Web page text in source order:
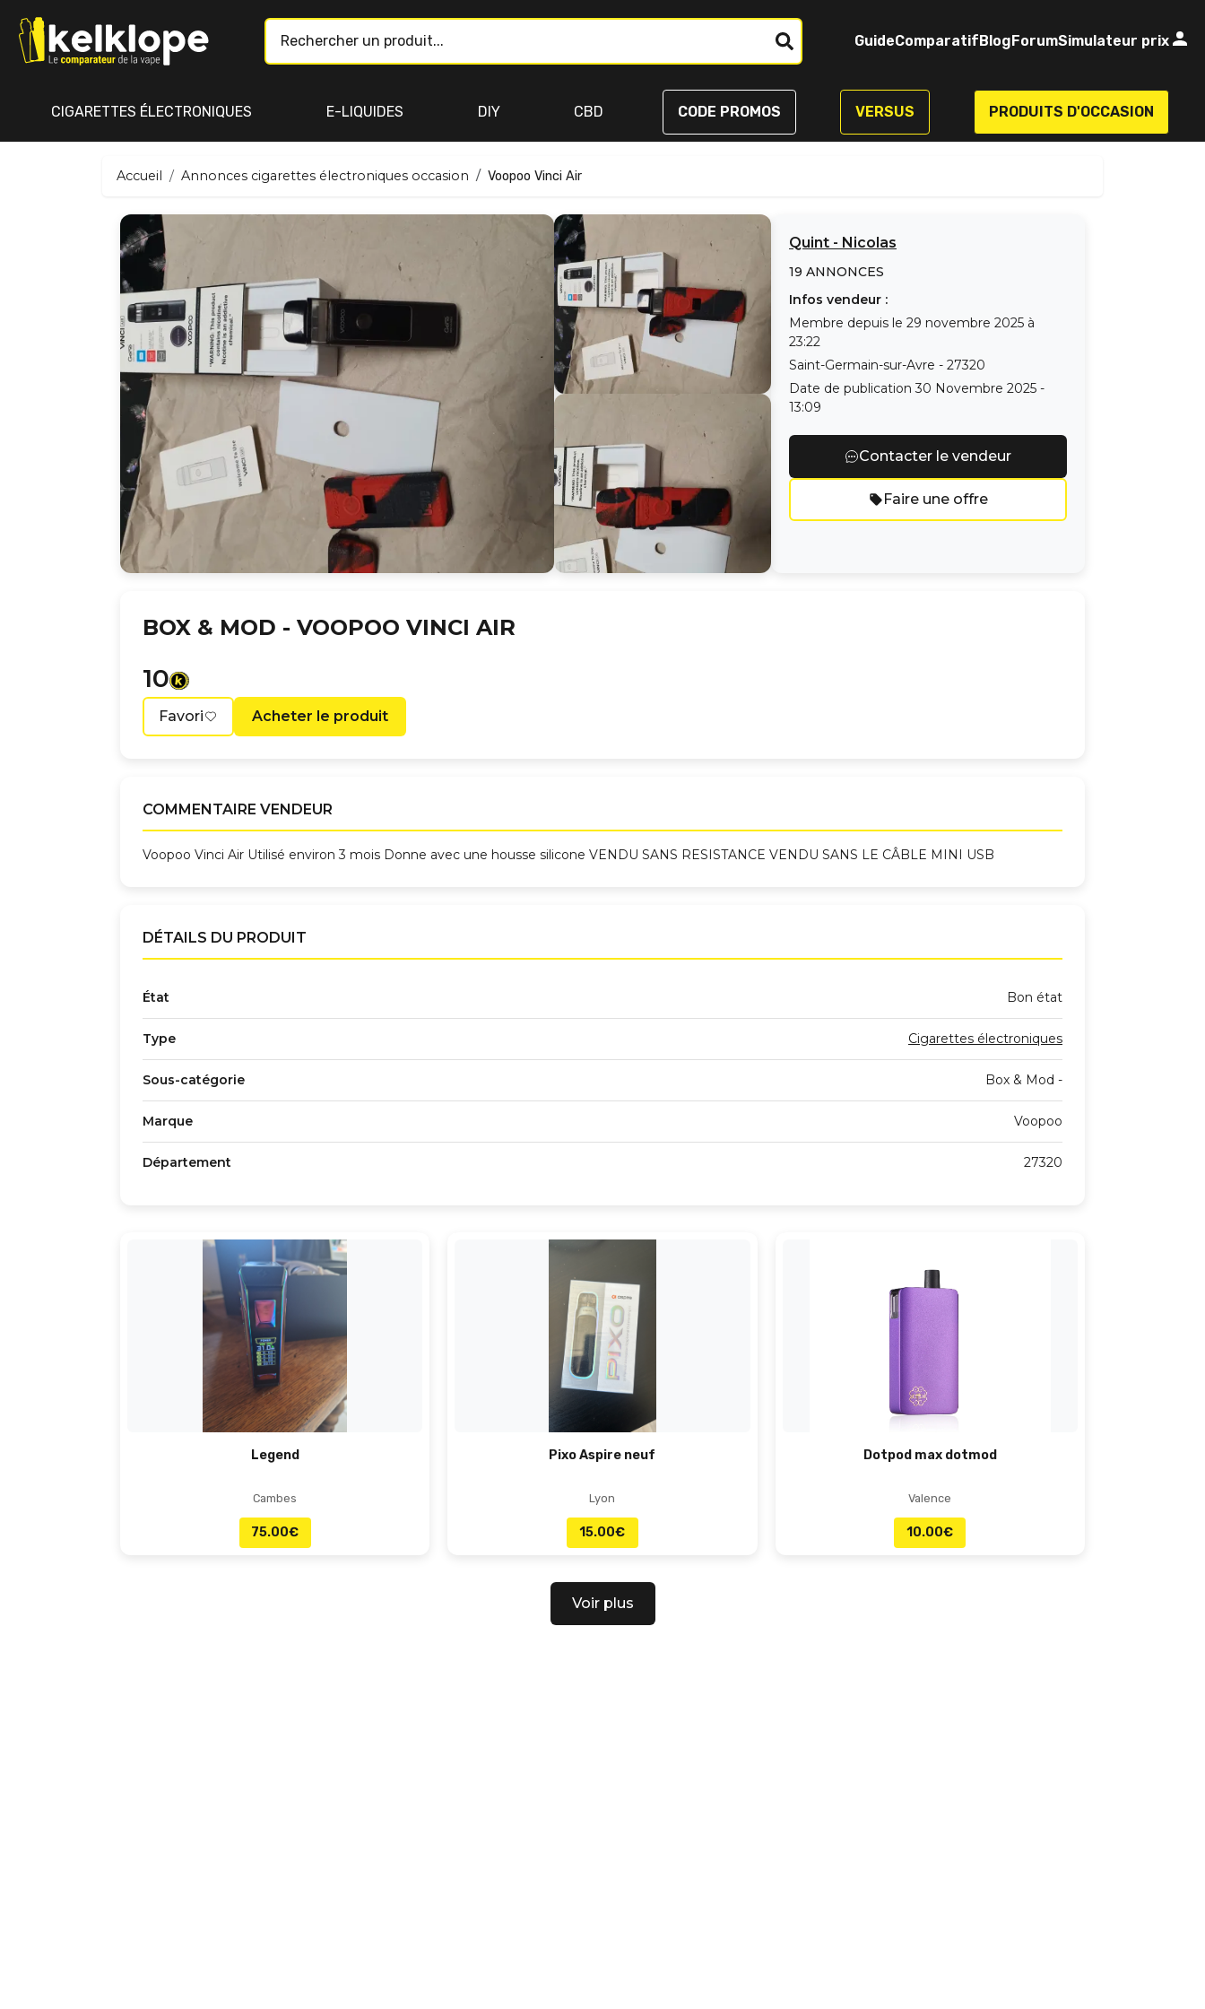
GuideComparatifBlogForumSimulateur prix
CIGARETTES ÉLECTRONIQUES E-LIQUIDES DIY CBD CODE PROMOS VERSUS PRODUITS D'OCCASION
Accueil Annonces cigarettes électroniques occasion Voopoo Vinci Air
Quint - Nicolas
19 ANNONCES
Infos vendeur :
Membre depuis le 29 novembre 2025 à
23:22
Saint-Germain-sur-Avre - 27320
Date de publication30 Novembre 2025 -
13:09
Contacter le vendeur
Faire une offre
BOX & MOD - VOOPOO VINCI AIR
10
Favori Acheter le produit
COMMENTAIRE VENDEUR
Voopoo Vinci Air Utilisé environ 3 mois Donne avec une housse silicone VENDU SANS RESISTANCE VENDU SANS LE CÂBLE MINI USB
DÉTAILS DU PRODUIT
État Bon état
Type Cigarettes électroniques
Sous-catégorie Box & Mod -
Marque Voopoo
Département 27320
Legend
Cambes
75.00€
Pixo Aspire neuf
Lyon
15.00€
Dotpod max dotmod
Valence
10.00€
Voir plus